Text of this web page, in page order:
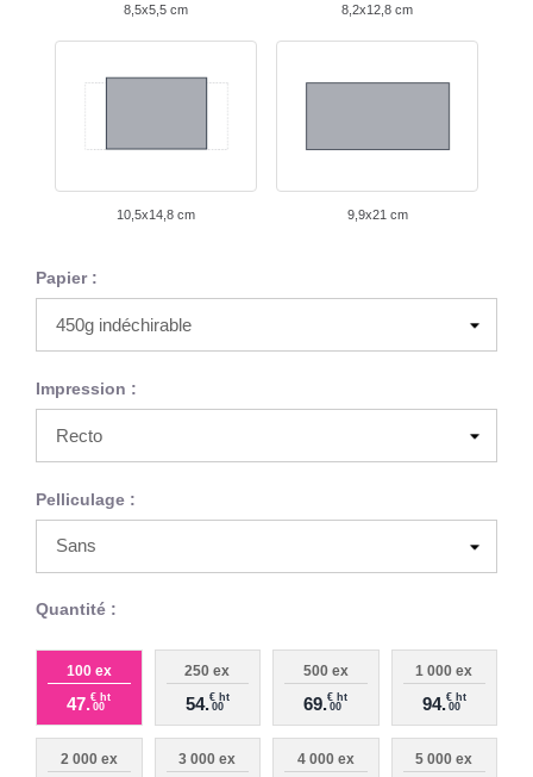
8,5x5,5 cm 8,2x12,8 cm
10,5x14,8 cm 9,9x21 cm
Papier :
Impression :
Pelliculage :
Quantité :
100 ex
47.€ ht
00
250 ex
54.€ ht
00
500 ex
69.€ ht
00
1 000 ex
94.€ ht
00
2 000 ex 3 000 ex 4 000 ex 5 000 ex